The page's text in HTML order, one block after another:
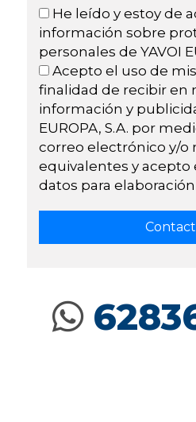
He leído y estoy de
información sobre
personales de YAVOI
Acepto el uso de
finalidad de recibir en
información y
EUROPA, S.A. por
correo electrónico y/o
equivalentes y acepto
datos para